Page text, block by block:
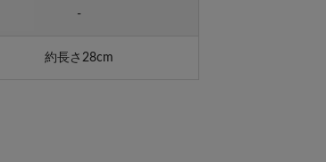
-
約長さ28cm